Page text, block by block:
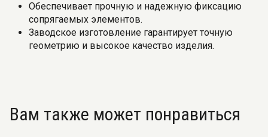
Обеспечивает прочную и надежную фиксацию
сопрягаемых элементов.
Заводское изготовление гарантирует точную
геометрию и высокое качество изделия.
Вам также может понравиться